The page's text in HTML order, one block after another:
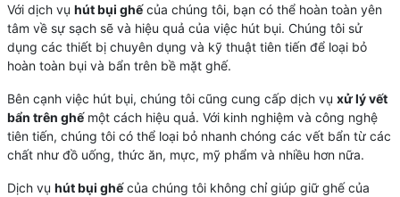
Với dịch vụ hút bụi ghếcủa chúng tôi, bạn có thể hoàn toàn yên
tâm về sự sạch sẽ và hiệu quả của việc hút bụi. Chúng tôi sử
dụng các thiết bị chuyên dụng và kỹ thuật tiên tiến để loại bỏ
hoàn toàn bụi và bẩn trên bề mặt ghế.
Bên cạnh việc hút bụi, chúng tôi cũng cung cấp dịch vụ xử lý vết
bẩn trên ghếmột cách hiệu quả. Với kinh nghiệm và công nghệ
tiên tiến, chúng tôi có thể loại bỏ nhanh chóng các vết bẩn từ các
chất như đồ uống, thức ăn, mực, mỹ phẩm và nhiều hơn nữa.
Dịch vụ hút bụi ghếcủa chúng tôi không chỉ giúp giữ ghế của